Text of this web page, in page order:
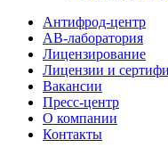
Антифрод-центр
АВ-лаборатория
Лицензирование
Лицензии и
Вакансии
Пресс-центр
О компании
Контакты